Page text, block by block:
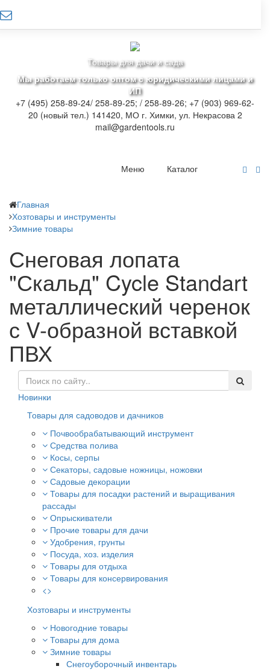
Товары для дачи и сада
Мы работаем только оптом с юридическими лицами и
ИП
+7 (495) 258-89-24/ 258-89-25; / 258-89-26; +7 (903) 969-62-
20 (новый тел.) 141420, МО г. Химки, ул. Некрасова 2
mail@gardentools.ru
Каталог
Меню
Главная
Хозтовары и инструменты
Зимние товары
Снеговая лопата
"Скальд" Cycle Standart
металлический черенок
с V-образной вставкой
ПВХ
Новинки
Товары для садоводов и дачников
Почвообрабатывающий инструмент
Средства полива
Косы, серпы
Секаторы, садовые ножницы, ножовки
Садовые декорации
Товары для посадки растений и выращивания
рассады
Опрыскиватели
Прочие товары для дачи
Удобрения, грунты
Посуда, хоз. изделия
Товары для отдыха
Товары для консервирования
<>
Хозтовары и инструменты
Новогодние товары
Товары для дома
Зимние товары
Снегоуборочный инвентарь